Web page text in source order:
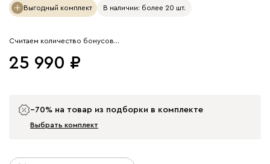
Выгодный комплект В наличии: более 20 шт.
Считаем количество бонусов…
25 990
−70% на товар из подборки в комплекте
Выбрать комплект